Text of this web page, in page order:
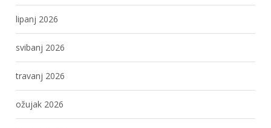
lipanj 2026
svibanj 2026
travanj 2026
ožujak 2026